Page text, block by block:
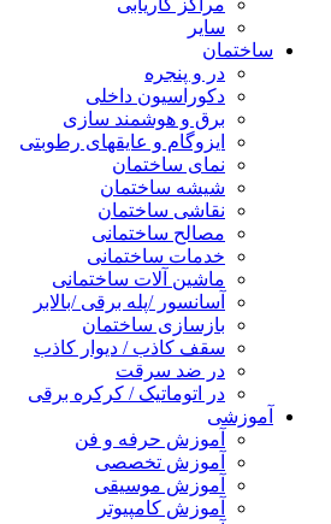
مراکز کاریابی
سایر
ساختمان
در و پنجره
دکوراسیون داخلی
برق و هوشمند سازی
ایزوگام و عایقهای رطوبتی
نمای ساختمان
شیشه ساختمان
نقاشی ساختمان
مصالح ساختمانی
خدمات ساختمانی
ماشین آلات ساختمانی
آسانسور /پله برقی /بالابر
بازسازی ساختمان
سقف کاذب / دیوار کاذب
در ضد سرقت
در اتوماتیک / کرکره برقی
آموزشی
آموزش حرفه و فن
آموزش تخصصی
آموزش موسیقی
آموزش کامپیوتر